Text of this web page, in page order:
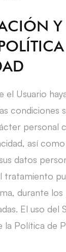
el Usuario
condiciones
personal
así
datos
tratamiento
durante los
El uso del
la Política de